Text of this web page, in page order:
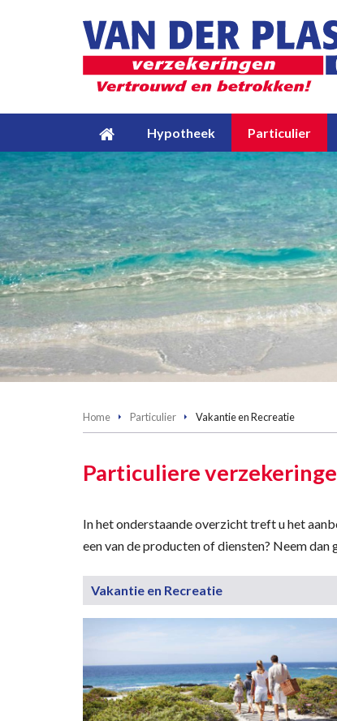
Hypotheek Particulier
Home Particulier Vakantie en Recreatie
Particuliere
In het onderstaande overzicht treft u het
een van de producten of diensten? Neem dan
Vakantie en Recreatie